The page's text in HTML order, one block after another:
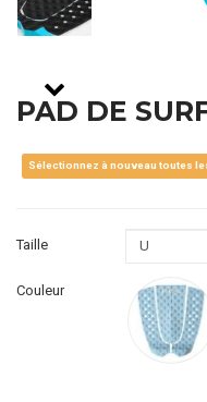
PAD DE
Sélectionnez à nouveau toutes